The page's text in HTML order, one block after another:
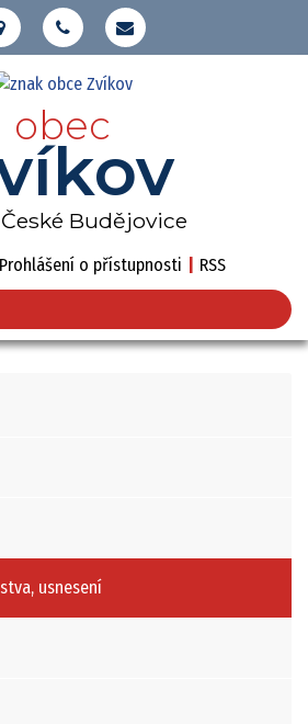
obec
Budějovice
Prohlášení o přístupnosti RSS
usnesení